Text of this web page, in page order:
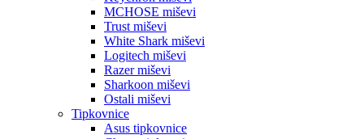
MCHOSE miševi
Trust miševi
White Shark miševi
Logitech miševi
Razer miševi
Sharkoon miševi
Ostali miševi
Tipkovnice
Asus tipkovnice